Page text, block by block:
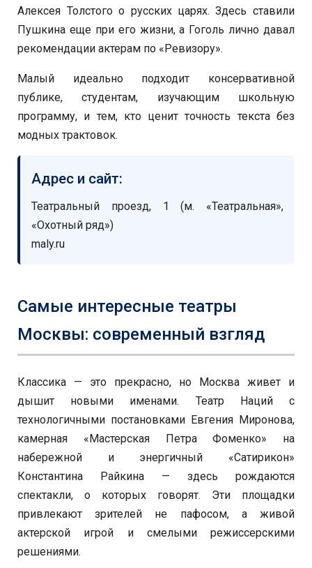
Алексея Толстого о русских царях. Здесь ставили
Пушкина еще при его жизни, а Гоголь лично давал
рекомендации актерам по «Ревизору».
Малый идеально подходит консервативной
публике, студентам, изучающим школьную
программу, и тем, кто ценит точность текста без
модных трактовок.
Адрес и сайт:
Театральный проезд, 1 (м. «Театральная»,
«Охотный ряд»)
maly.ru
Самые интересные театры
Москвы: современный взгляд
Классика — это прекрасно, но Москва живет и
дышит новыми именами. Театр Наций с
технологичными постановками Евгения Миронова,
камерная «Мастерская Петра Фоменко» на
набережной и энергичный «Сатирикон»
Константина Райкина — здесь рождаются
спектакли, о которых говорят. Эти площадки
привлекают зрителей не пафосом, а живой
актерской игрой и смелыми режиссерскими
решениями.